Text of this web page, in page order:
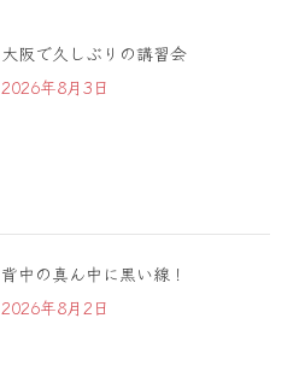
大阪で久しぶりの講習会
2026年8月3日
背中の真ん中に黒い線！
2026年8月2日